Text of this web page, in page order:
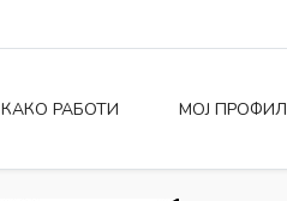
КАКО РАБОТИ МОЈ ПРОФИЛ